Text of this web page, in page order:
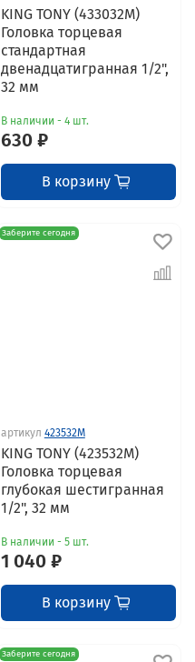
KING TONY (433032M)
Головка торцевая
стандартная
двенадцатигранная 1/2",
32 мм
В наличии - 4 шт.
630 ₽
В корзину
Заберите сегодня
артикул 423532M
KING TONY (423532M)
Головка торцевая
глубокая шестигранная
1/2", 32 мм
В наличии - 5 шт.
1 040 ₽
В корзину
Заберите сегодня